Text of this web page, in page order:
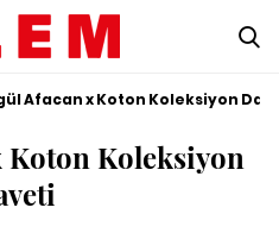
Afacan x Koton Koleksiyon
Koton Koleksiyon